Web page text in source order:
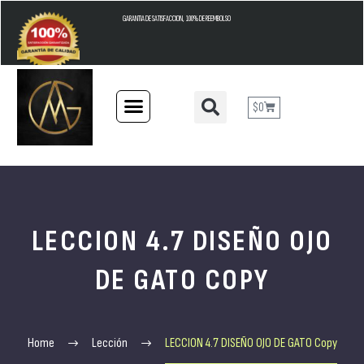
GARANTIA DE SATISFACCION, 100% DE REEMBOLSO
$0
LECCION 4.7 DISEÑO OJO
DE GATO COPY
Home Lección LECCION 4.7 DISEÑO OJO DE GATO Copy